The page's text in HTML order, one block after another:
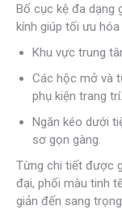
Bố cục kệ đa dạng
kính giúp tối ưu
Khu vực trung
Các hộc mở và
phụ kiện trang trí.
Ngăn kéo dưới
sơ gọn gàng.
Từng chi tiết được
đại, phối màu tinh
giản đến sang